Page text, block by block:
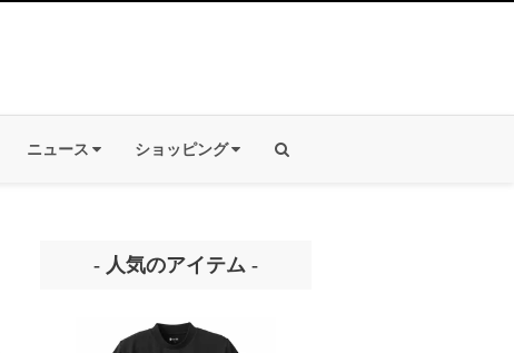
ニュース ショッピング
- 人気のアイテム -